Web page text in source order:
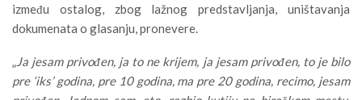
između ostalog, zbog lažnog predstavljanja, uništavanja
dokumenata o glasanju, pronevere.
„Ja jesam privođen, ja to ne krijem, ja jesam privođen, to je bilo
pre ‘iks’ godina, pre 10 godina, ma pre 20 godina, recimo, jesam